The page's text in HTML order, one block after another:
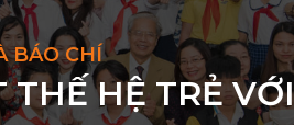
BÁO CHÍ
HỆ TRẺ